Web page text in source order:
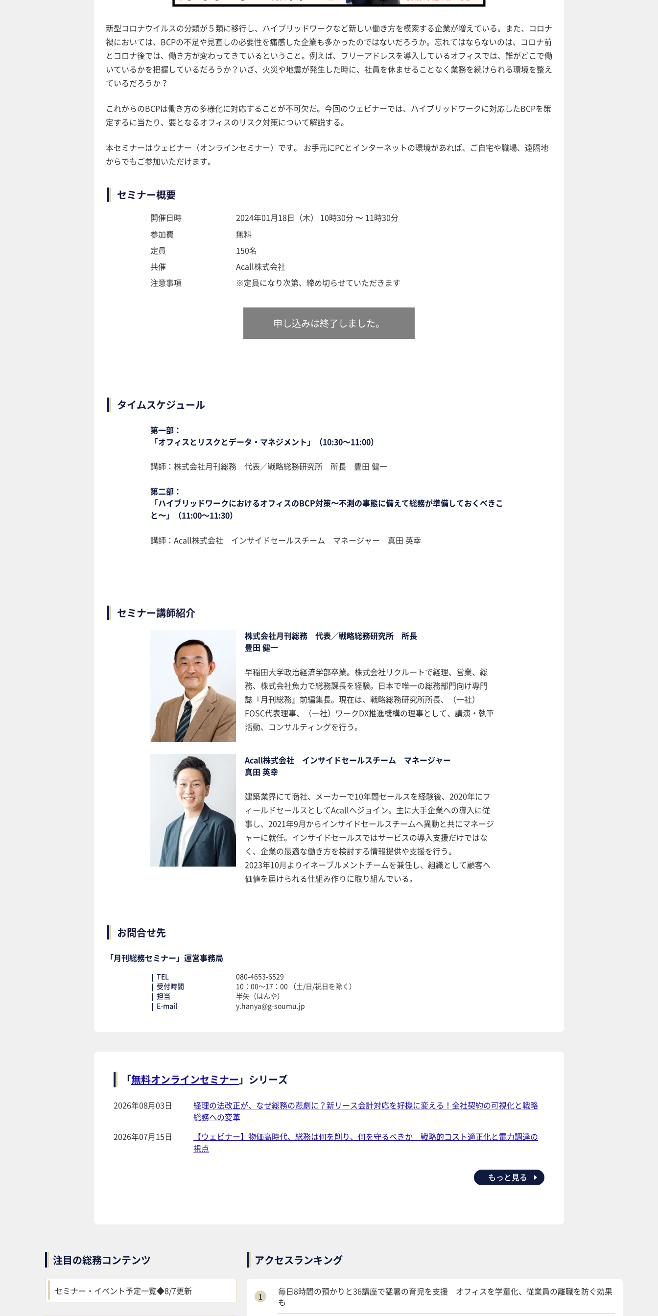
新型コロナウイルスの分類が５類に移行し、ハイブリッドワークなど新しい働き方を模索する企業が増えている。また、コロナ
禍においては、BCPの不足や見直しの必要性を痛感した企業も多かったのではないだろうか。忘れてはならないのは、コロナ前
とコロナ後では、働き方が変わってきているということ。例えば、フリーアドレスを導入しているオフィスでは、誰がどこで働
いているかを把握しているだろうか？いざ、火災や地震が発生した時に、社員を休ませることなく業務を続けられる環境を整え
ているだろうか？
これからのBCPは働き方の多様化に対応することが不可欠だ。今回のウェビナーでは、ハイブリッドワークに対応したBCPを策
定するに当たり、要となるオフィスのリスク対策について解説する。
本セミナーはウェビナー（オンラインセミナー）です。 お手元にPCとインターネットの環境があれば、ご自宅や職場、遠隔地
からでもご参加いただけます。
セミナー概要
開催日時
2024年01月18日（木） 10時30分 〜 11時30分
参加費
無料
定員
150名
共催
Acall株式会社
注意事項
※定員になり次第、締め切らせていただきます
申し込みは終了しました。
タイムスケジュール
第一部：
「オフィスとリスクとデータ・マネジメント」（10:30～11:00）
講師：株式会社月刊総務 代表／戦略総務研究所 所長 豊田 健一
第二部：
「ハイブリッドワークにおけるオフィスのBCP対策〜不測の事態に備えて総務が準備しておくべきこ
と〜」（11:00～11:30）
講師：Acall株式会社 インサイドセールスチーム マネージャー 真田 英幸
セミナー講師紹介
株式会社月刊総務 代表／戦略総務研究所 所長
豊田 健一
早稲田大学政治経済学部卒業。株式会社リクルートで経理、営業、総
務、株式会社魚力で総務課長を経験。日本で唯一の総務部門向け専門
誌『月刊総務』前編集長。現在は、戦略総務研究所所長、（一社）
FOSC代表理事、（一社）ワークDX推進機構の理事として、講演・執筆
活動、コンサルティングを行う。
Acall株式会社 インサイドセールスチーム マネージャー
真田 英幸
建築業界にて商社、メーカーで10年間セールスを経験後、2020年にフ
ィールドセールスとしてAcallへジョイン。主に大手企業への導入に従
事し、2021年9月からインサイドセールスチームへ異動と共にマネージ
ャーに就任。インサイドセールスではサービスの導入支援だけではな
く、企業の最適な働き方を検討する情報提供や支援を行う。
2023年10月よりイネーブルメントチームを兼任し、組織として顧客へ
価値を届けられる仕組み作りに取り組んでいる。
お問合せ先
「月刊総務セミナー」運営事務局
TEL
080-4653-6529
受付時間
10：00～17：00 （土/日/祝日を除く）
担当
半矢（はんや）
E-mail
y.hanya@g-soumu.jp
「無料オンラインセミナー」シリーズ
2026年08月03日
経理の法改正が、なぜ総務の悲劇に？新リース会計対応を好機に変える！全社契約の可視化と戦略
総務への変革
2026年07月15日
【ウェビナー】物価高時代、総務は何を削り、何を守るべきか 戦略的コスト適正化と電力調達の
視点
もっと見る
注目の総務コンテンツ
セミナー・イベント予定一覧◆8/7更新
アクセスランキング
毎日8時間の預かりと36講座で猛暑の育児を支援 オフィスを学童化、従業員の離職を防ぐ効果
も